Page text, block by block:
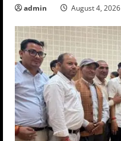
admin August 4, 2026